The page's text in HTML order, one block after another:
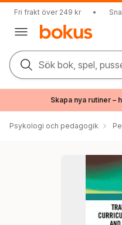
Fri frakt över 249 kr •
Sök bok, spel,
Skapa nya rutiner –
Psykologi och pedagogik